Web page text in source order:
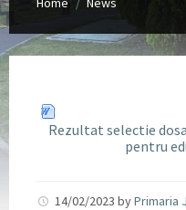
/
Rezultat selectie
pentru
14/02/2023 byPrimaria